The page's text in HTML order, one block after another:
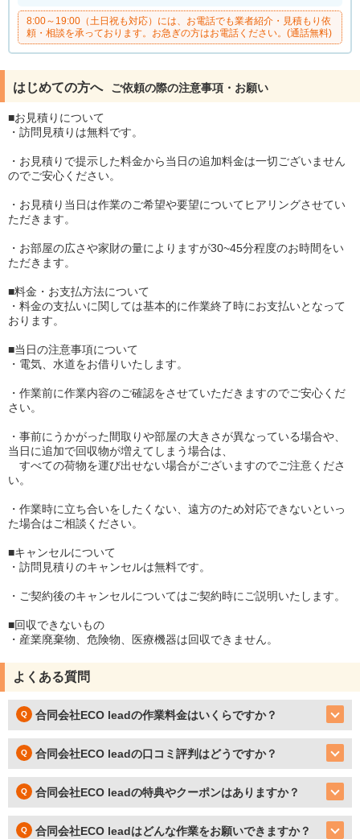
8:00～19:00（土日祝も対応）には、お電話でも業者紹介・見積もり依
頼・相談を承っております。お急ぎの方はお電話ください。(通話無料)
はじめての方へ ご依頼の際の注意事項・お願い
■お見積りについて
・訪問見積りは無料です。
・お見積りで提示した料金から当日の追加料金は一切ございません
のでご安心ください。
・お見積り当日は作業のご希望や要望についてヒアリングさせてい
ただきます。
・お部屋の広さや家財の量によりますが30~45分程度のお時間をい
ただきます。
■料金・お支払方法について
・料金の支払いに関しては基本的に作業終了時にお支払いとなって
おります。
■当日の注意事項について
・電気、水道をお借りいたします。
・作業前に作業内容のご確認をさせていただきますのでご安心くだ
さい。
・事前にうかがった間取りや部屋の大きさが異なっている場合や、
当日に追加で回収物が増えてしまう場合は、
すべての荷物を運び出せない場合がございますのでご注意くださ
い。
・作業時に立ち合いをしたくない、遠方のため対応できないといっ
た場合はご相談ください。
■キャンセルについて
・訪問見積りのキャンセルは無料です。
・ご契約後のキャンセルについてはご契約時にご説明いたします。
■回収できないもの
・産業廃棄物、危険物、医療機器は回収できません。
よくある質問
合同会社ECO leadの作業料金はいくらですか？
合同会社ECO leadの口コミ評判はどうですか？
合同会社ECO leadの特典やクーポンはありますか？
合同会社ECO leadはどんな作業をお願いできますか？